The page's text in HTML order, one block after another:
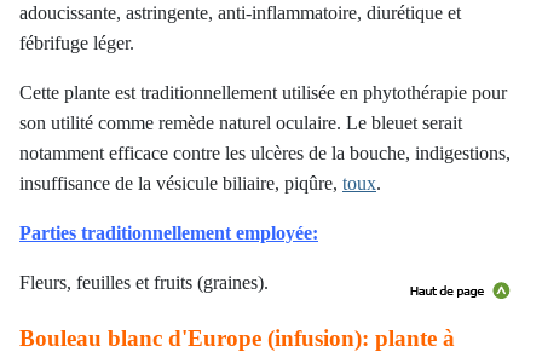
adoucissante, astringente, anti-inflammatoire, diurétique et
fébrifuge léger.
Cette plante est traditionnellement utilisée en phytothérapie pour
son utilité comme remède naturel oculaire. Le bleuet serait
notamment efficace contre les ulcères de la bouche, indigestions,
insuffisance de la vésicule biliaire, piqûre, toux.
Parties traditionnellement employée:
Fleurs, feuilles et fruits (graines).
Bouleau blanc d'Europe (infusion): plante à